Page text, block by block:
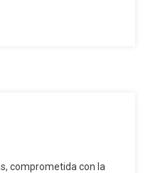
comprometida con la